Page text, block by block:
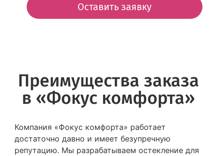
Оставить заявку
Преимущества заказа
в «Фокус комфорта»
Компания «Фокус комфорта» работает
достаточно давно и имеет безупречную
репутацию. Мы разрабатываем остекление для